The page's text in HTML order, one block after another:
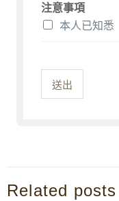
注意事項
本人已知悉
送出
Related posts